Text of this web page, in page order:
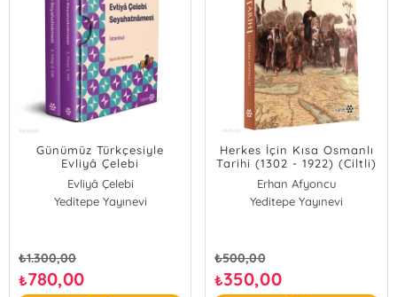
Günümüz Türkçesiyle
Evliyâ Çelebi
Seyahatnâmesi 1. Kitap (2
Cilt - Kutulu);İstanbul
Evliyâ Çelebi
Seyit Ali Kahraman
Yeditepe Yayınevi
₺1.300,00
₺780,00
Herkes İçin Kısa Osmanlı
Tarihi (1302 - 1922) (Ciltli)
Erhan Afyoncu
Yeditepe Yayınevi
₺500,00
₺350,00